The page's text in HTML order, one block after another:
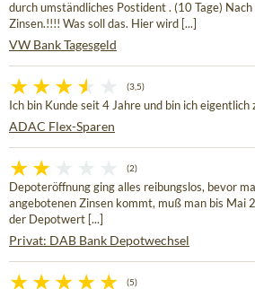
durch umständliches Postident . (10 Tage)
Zinsen.!!!! Was soll das. Hier wird [...]
VW Bank Tagesgeld
(3,5)
Ich bin Kunde seit 4 Jahre und bin ich eigentlich
ADAC Flex-Sparen
(2)
Depoteröffnung ging alles reibungslos, bevor
angebotenen Zinsen kommt, muß man bis Mai
der Depotwert [...]
Privat: DAB Bank Depotwechsel
(5)